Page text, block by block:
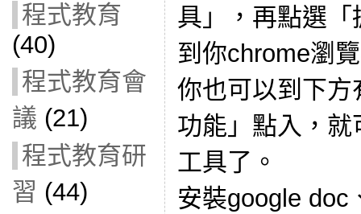
程式教育
(40)
程式教育會
議 (21)
程式教育研
習 (44)
具」，再點選
到你chrome瀏
你也可以到下
功能」點入，
工具了。
安裝google doc